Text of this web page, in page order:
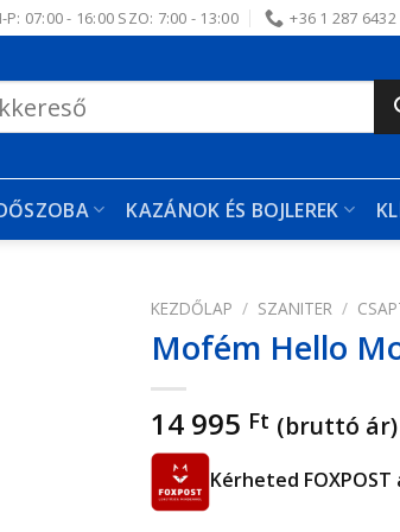
P: 07:00 - 16:00 SZO: 7:00 - 13:00 +36 1 287 6432
KAZÁNOK ÉS BOJLEREK
KEZDŐLAP / SZANITER /
Mofém Hello
14 995 Ft (bruttó ár)
Kérheted